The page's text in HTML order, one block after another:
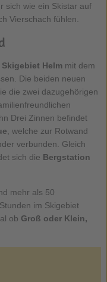
sich wie ein Skistar auf
Vierschach fühlen.
Skigebiet Helmmit dem
Die beiden neuen
die zwei dazugehörigen
Drei Zinnen befindet
, welche zur Rotwand
verbunden. Gleich
sich die Bergstation
mehr als 50
im Skigebiet
ob Groß oder Klein,